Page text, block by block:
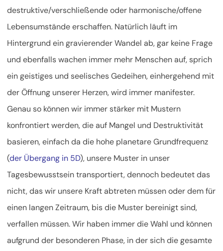
destruktive/verschließende oder harmonische/offene
Lebensumstände erschaffen. Natürlich läuft im
Hintergrund ein gravierender Wandel ab, gar keine Frage
und ebenfalls wachen immer mehr Menschen auf, sprich
ein geistiges und seelisches Gedeihen, einhergehend mit
der Öffnung unserer Herzen, wird immer manifester.
Genau so können wir immer stärker mit Mustern
konfrontiert werden, die auf Mangel und Destruktivität
basieren, einfach da die hohe planetare Grundfrequenz
(der Übergang in 5D), unsere Muster in unser
Tagesbewusstsein transportiert, dennoch bedeutet das
nicht, das wir unsere Kraft abtreten müssen oder dem für
einen langen Zeitraum, bis die Muster bereinigt sind,
verfallen müssen. Wir haben immer die Wahl und können
aufgrund der besonderen Phase, in der sich die gesamte